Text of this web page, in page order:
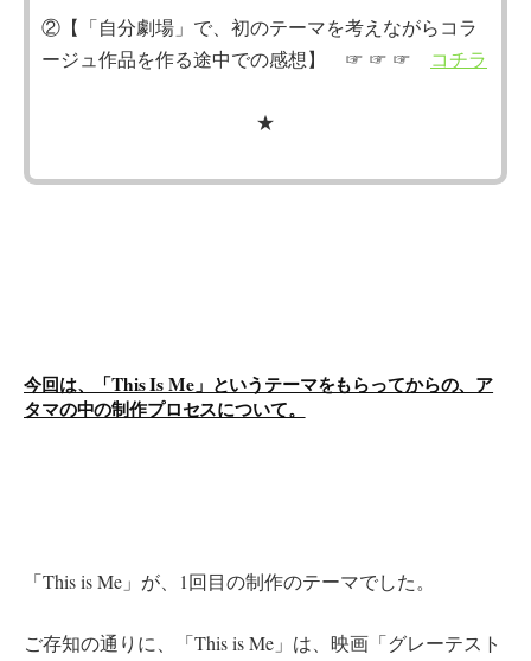
②【「自分劇場」で、初のテーマを考えながらコラ
ージュ作品を作る途中での感想】 ☞ ☞ ☞ コチラ
★
今回は、「This Is Me」というテーマをもらってからの、ア
タマの中の制作プロセスについて。
「This is Me」が、1回目の制作のテーマでした。
ご存知の通りに、「This is Me」は、映画「グレーテスト